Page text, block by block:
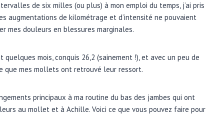
de six milles (ou plus) à mon emploi du temps, j’ai pris
augmentations de kilométrage et d’intensité ne pouvaient
mes douleurs en blessures marginales.
mois, conquis 26,2 (sainement !), et avec un peu de
que mes mollets ont retrouvé leur ressort.
principaux à ma routine du bas des jambes qui ont
au mollet et à Achille. Voici ce que vous pouvez faire pour